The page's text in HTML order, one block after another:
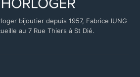
bijoutier depuis 1957, Fabrice IUNG
au 7 Rue Thiers à St Dié.